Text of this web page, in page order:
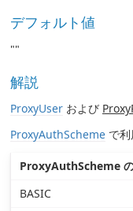
デフォルト値
""
解説
ProxyUser および
ProxyAuthScheme で
ProxyAuthScheme
BASIC